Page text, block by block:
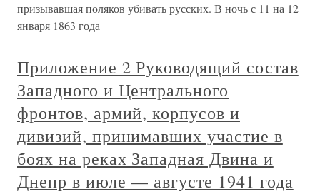
призывавшая поляков убивать русских. В ночь с 11 на 12
января 1863 года
Приложение 2 Руководящий состав
Западного и Центрального
фронтов, армий, корпусов и
дивизий, принимавших участие в
боях на реках Западная Двина и
Днепр в июле — августе 1941 года